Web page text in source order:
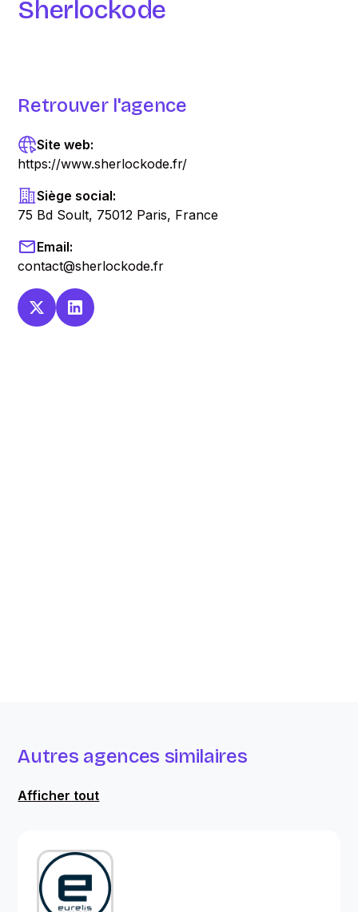
Sherlockode
Retrouver l'agence
Site web:
https://www.sherlockode.fr/
Siège social:
75 Bd Soult, 75012 Paris, France
Email:
contact@sherlockode.fr
Autres agences similaires
Afficher tout